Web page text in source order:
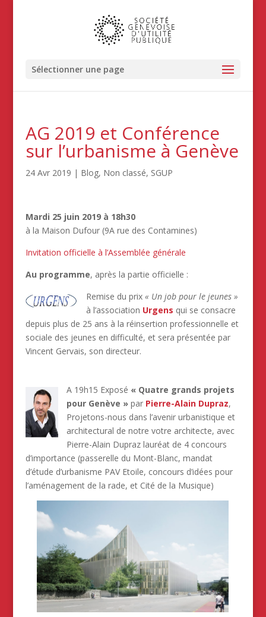
Sélectionner une page
AG 2019 et Conférence
sur l’urbanisme à Genève
24 Avr 2019 | Blog, Non classé, SGUP
Mardi 25 juin 2019 à 18h30
à la Maison Dufour (9A rue des Contamines)
Invitation officielle à l’Assemblée générale
Au programme, après la partie officielle :
Remise du prix « Un job pour le jeunes »
à l’association Urgens qui se consacre
depuis plus de 25 ans à la réinsertion professionnelle et
sociale des jeunes en difficulté, et sera présentée par
Vincent Gervais, son directeur.
A 19h15 Exposé « Quatre grands projets
pour Genève »par Pierre-Alain Dupraz,
Projetons-nous dans l’avenir urbanistique et
architectural de notre votre architecte, avec
Pierre-Alain Dupraz lauréat de 4 concours
d’importance (passerelle du Mont-Blanc, mandat
d’étude d’urbanisme PAV Etoile, concours d’idées pour
l’aménagement de la rade, et Cité de la Musique)